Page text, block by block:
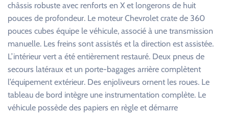
châssis robuste avec renforts en X et longerons de huit
pouces de profondeur. Le moteur Chevrolet crate de 360
pouces cubes équipe le véhicule, associé à une transmission
manuelle. Les freins sont assistés et la direction est assistée.
L’intérieur vert a été entièrement restauré. Deux pneus de
secours latéraux et un porte-bagages arrière complètent
l’équipement extérieur. Des enjoliveurs ornent les roues. Le
tableau de bord intègre une instrumentation complète. Le
véhicule possède des papiers en règle et démarre